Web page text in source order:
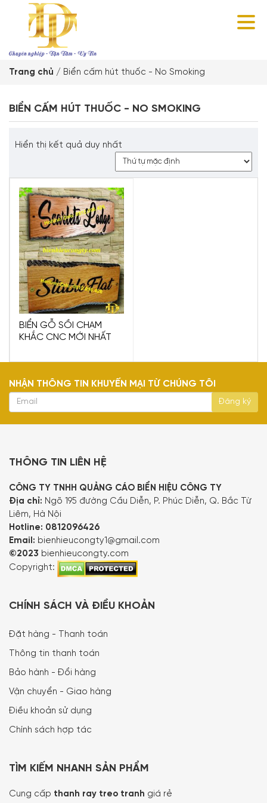
Trang chủ / Biển cấm hút thuốc - No Smoking
BIỂN CẤM HÚT THUỐC - NO SMOKING
Hiển thị kết quả duy nhất
BIỂN GỖ SỒI CHẠM
KHẮC CNC MỚI NHẤT
NHẬN THÔNG TIN KHUYẾN MẠI TỪ CHÚNG TÔI
THÔNG TIN LIÊN HỆ
CÔNG TY TNHH QUẢNG CÁO BIỂN HIỆU CÔNG TY
Địa chỉ: Ngõ 195 đường Cầu Diễn, P. Phúc Diễn, Q. Bắc Từ
Liêm, Hà Nội
Hotline: 0812096426
Email: bienhieucongty1@gmail.com
©2023 bienhieucongty.com
Copyright:
CHÍNH SÁCH VÀ ĐIỀU KHOẢN
Đặt hàng - Thanh toán
Thông tin thanh toán
Bảo hành - Đổi hàng
Vận chuyển - Giao hàng
Điều khoản sử dụng
Chính sách hợp tác
TÌM KIẾM NHANH SẢN PHẨM
Cung cấp thanh ray treo tranh giá rẻ